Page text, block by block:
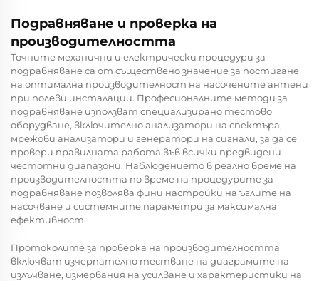
Подравняване и проверка на
производителността
Точните механични и електрически процедури за
подравняване са от съществено значение за постигане
на оптимална производителност на насочените антени
при полеви инсталации. Професионалните методи за
подравняване използват специализирано тестово
оборудване, включително анализатори на спектъра,
мрежови анализатори и генератори на сигнали, за да се
провери правилната работа във всички предвидени
честотни диапазони. Наблюдението в реално време на
производителността по време на процедурите за
подравняване позволява фини настройки на ъглите на
насочване и системните параметри за максимална
ефективност.
Протоколите за проверка на производителността
включват изчерпателно тестване на диаграмите на
излъчване, измервания на усилване и характеристики на